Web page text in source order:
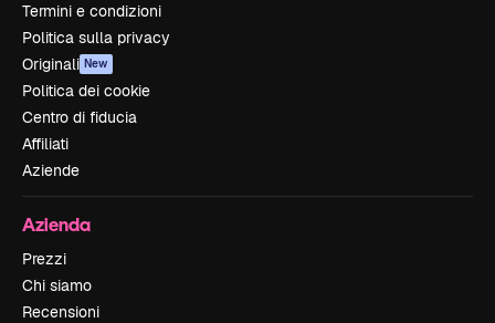
Termini e condizioni
Politica sulla privacy
Originali New
Politica dei cookie
Centro di fiducia
Affiliati
Aziende
Azienda
Prezzi
Chi siamo
Recensioni